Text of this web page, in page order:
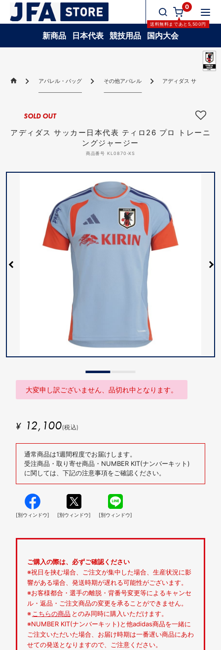
0
送料無料まであと 5,500円
新商品 日本代表 競技用品 国内大会
アパレル・バッグ その他アパレル アディダス サッカー日
アディダス サッカー日本代表 ティロ26 プロ トレーニ
ングジャージー
商品番号 KL0870-XS
SOLD OUT
大変申し訳ございません、品切れ中となります。
¥ 12,100(税込)
通常商品は1週間程度でお届けします。
受注商品・取り寄せ商品・NUMBER KIT(ナンバーキット)
に関しては、下記の注意事項をご確認ください。
[別ウィンドウ] [別ウィンドウ] [別ウィンドウ]
ご購入の際は、必ずご確認ください
※祝日を挟む場合、ご注文が集中した場合、生産状況に影
響がある場合、発送時期が遅れる可能性がございます。
※お客様都合・選手の離脱・背番号変更等によるキャンセ
ル・返品・ご注文商品の変更を承ることができません。
※ こちらの商品 とのみ同時に購入いただけます。
※NUMBER KIT(ナンバーキット)と他adidas商品を一緒に
ご注文いただいた場合、お届け時期は一番遅い商品にあわ
せての発送となりますので、ご注意ください。